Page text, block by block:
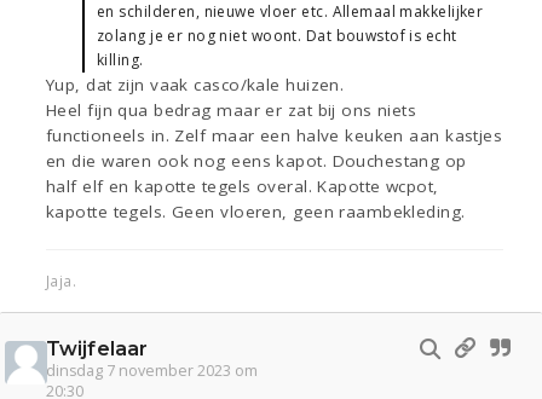
en schilderen, nieuwe vloer etc. Allemaal makkelijker
zolang je er nog niet woont. Dat bouwstof is echt
killing.
Yup, dat zijn vaak casco/kale huizen.
Heel fijn qua bedrag maar er zat bij ons niets
functioneels in. Zelf maar een halve keuken aan kastjes
en die waren ook nog eens kapot. Douchestang op
half elf en kapotte tegels overal. Kapotte wcpot,
kapotte tegels. Geen vloeren, geen raambekleding.
Jaja.
Twijfelaar
dinsdag 7 november 2023 om
20:30